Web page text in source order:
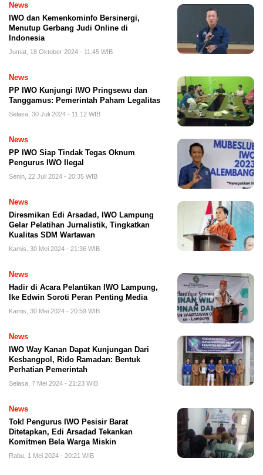
News
IWO dan Kemenkominfo Bersinergi,
Menutup Gerbang Judi Online di
Indonesia
Jumat, 18 Oktober 2024 - 11:45 WIB
News
PP IWO Kunjungi IWO Pringsewu dan
Tanggamus: Pemerintah Paham Legalitas
Selasa, 30 Juli 2024 - 11:12 WIB
News
PP IWO Siap Tindak Tegas Oknum
Pengurus IWO Ilegal
Senin, 22 Juli 2024 - 20:35 WIB
News
Diresmikan Edi Arsadad, IWO Lampung
Gelar Pelatihan Jurnalistik, Tingkatkan
Kualitas SDM Wartawan
Kamis, 30 Mei 2024 - 21:36 WIB
News
Hadir di Acara Pelantikan IWO Lampung,
Ike Edwin Soroti Peran Penting Media
Kamis, 30 Mei 2024 - 20:59 WIB
News
IWO Way Kanan Dapat Kunjungan Dari
Kesbangpol, Rido Ramadan: Bentuk
Perhatian Pemerintah
Selasa, 7 Mei 2024 - 21:23 WIB
News
Tok! Pengurus IWO Pesisir Barat
Ditetapkan, Edi Arsadad Tekankan
Komitmen Bela Warga Miskin
Rabu, 1 Mei 2024 - 20:21 WIB